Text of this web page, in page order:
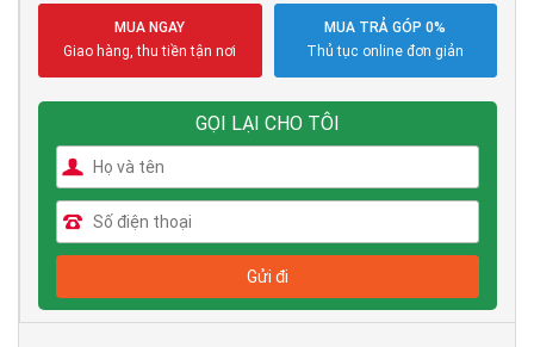
MUA NGAY
Giao hàng, thu tiền tận nơi
MUA TRẢ GÓP 0%
Thủ tục online đơn giản
GỌI LẠI CHO TÔI